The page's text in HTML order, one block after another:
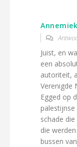
Annemiek
Juist, en
een
autoriteit,
Verenigde
Egged op
schade
die
bussen